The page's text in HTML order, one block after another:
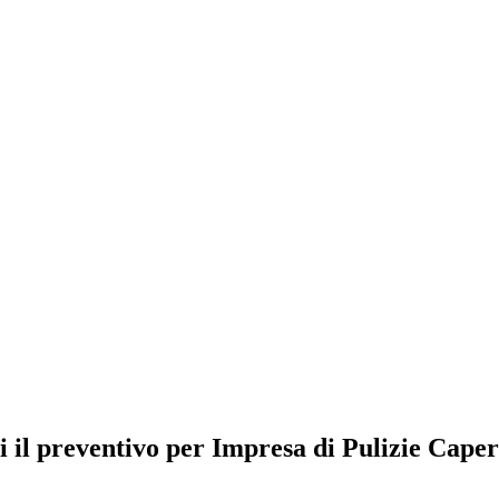
il preventivo per Impresa di Pulizie